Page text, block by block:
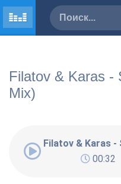
Filatov & Karas -
Mix)
Filatov & Karas -
00:32